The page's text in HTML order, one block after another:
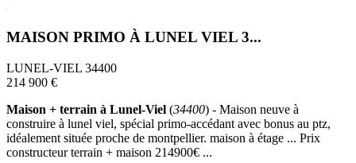
MAISON PRIMO À LUNEL VIEL 3...
LUNEL-VIEL 34400
214 900 €
Maison + terrain à Lunel-Viel (34400) - Maison neuve à
construire à lunel viel, spécial primo-accédant avec bonus au ptz,
idéalement située proche de montpellier. maison à étage ... Prix
constructeur terrain + maison 214900€ ...